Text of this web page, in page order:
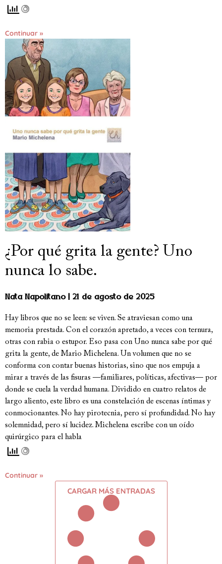
Continuar »
¿Por qué grita la gente? Uno
nunca lo sabe.
Nata Napolitano 21 de agosto de 2025
Hay libros que no se leen: se viven. Se atraviesan como una
memoria prestada. Con el corazón apretado, a veces con ternura,
otras con rabia o estupor. Eso pasa con Uno nunca sabe por qué
grita la gente, de Mario Michelena. Un volumen que no se
conforma con contar buenas historias, sino que nos empuja a
mirar a través de las fisuras —familiares, políticas, afectivas— por
donde se cuela la verdad humana. Dividido en cuatro relatos de
largo aliento, este libro es una constelación de escenas íntimas y
conmocionantes. No hay pirotecnia, pero sí profundidad. No hay
solemnidad, pero sí lucidez. Michelena escribe con un oído
quirúrgico para el habla
Continuar »
CARGAR MÁS ENTRADAS